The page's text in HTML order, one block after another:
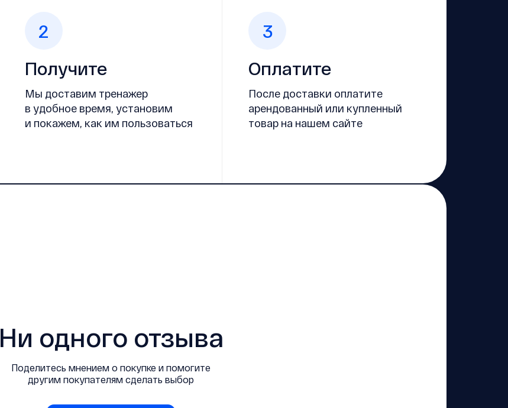
2
Получите
Мы доставим тренажер
в удобное время, установим
и покажем, как им пользоваться
3
Оплатите
После доставки оплатите
арендованный или купленный
товар на нашем сайте
Ни одного отзыва
Поделитесь мнением о покупке и помогите
другим покупателям сделать выбор